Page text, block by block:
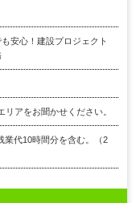
安心！建設プロジェクト
アをお聞かせください。
業代10時間分を含む。（2